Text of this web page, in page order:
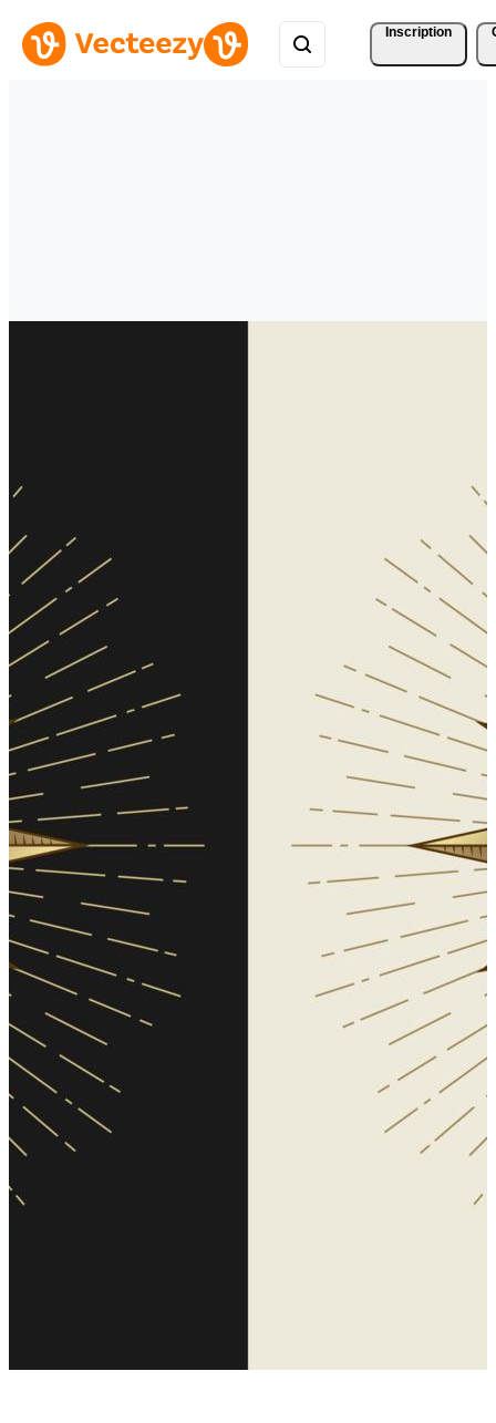
Inscription